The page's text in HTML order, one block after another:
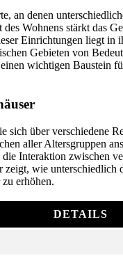
an denen
Wohnens stärkt das
Einrichtungen liegt in
Gebieten von
wichtigen Baustein
sich über verschiedene
aller Altersgruppen
Interaktion zwischen
wie unterschiedlich
erhöhen.
DETAILS